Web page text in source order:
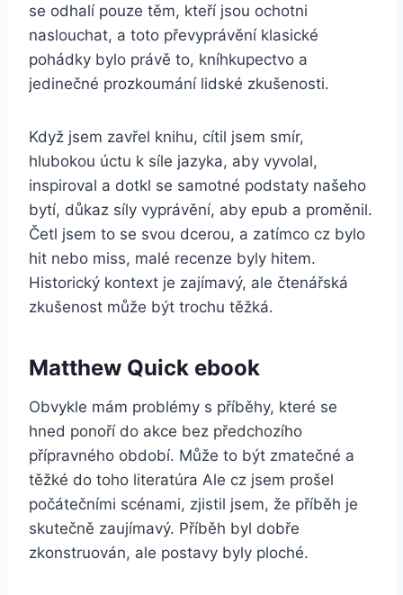
se odhalí pouze těm, kteří jsou ochotni
naslouchat, a toto převyprávění klasické
pohádky bylo právě to, kníhkupectvo a
jedinečné prozkoumání lidské zkušenosti.
Když jsem zavřel knihu, cítil jsem smír,
hlubokou úctu k síle jazyka, aby vyvolal,
inspiroval a dotkl se samotné podstaty našeho
bytí, důkaz síly vyprávění, aby epub a proměnil.
Četl jsem to se svou dcerou, a zatímco cz bylo
hit nebo miss, malé recenze byly hitem.
Historický kontext je zajímavý, ale čtenářská
zkušenost může být trochu těžká.
Matthew Quick ebook
Obvykle mám problémy s příběhy, které se
hned ponoří do akce bez předchozího
přípravného období. Může to být zmatečné a
těžké do toho literatúra Ale cz jsem prošel
počátečními scénami, zjistil jsem, že příběh je
skutečně zaujímavý. Příběh byl dobře
zkonstruován, ale postavy byly ploché.